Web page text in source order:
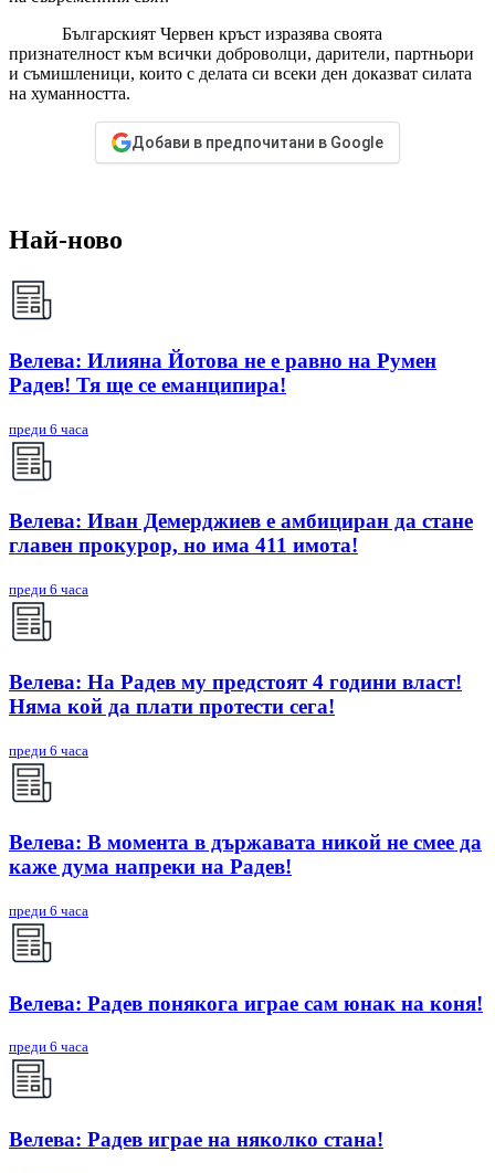
Българският Червен кръст изразява своята
признателност към всички доброволци, дарители, партньори
и съмишленици, които с делата си всеки ден доказват силата
на хуманността.
Добави в предпочитани в Google
Най-ново
Велева: Илияна Йотова не е равно на Румен
Радев! Тя ще се еманципира!
преди 6 часа
Велева: Иван Демерджиев е амбициран да стане
главен прокурор, но има 411 имота!
преди 6 часа
Велева: На Радев му предстоят 4 години власт!
Няма кой да плати протести сега!
преди 6 часа
Велева: В момента в държавата никой не смее да
каже дума напреки на Радев!
преди 6 часа
Велева: Радев понякога играе сам юнак на коня!
преди 6 часа
Велева: Радев играе на няколко стана!